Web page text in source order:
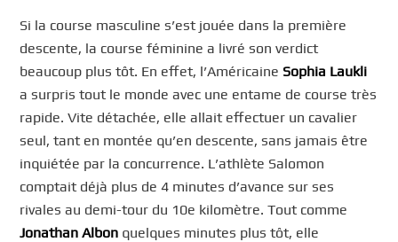
Si la course masculine s’est jouée dans la première
descente, la course féminine a livré son verdict
beaucoup plus tôt. En effet, l’Américaine Sophia Laukli
a surpris tout le monde avec une entame de course très
rapide. Vite détachée, elle allait effectuer un cavalier
seul, tant en montée qu’en descente, sans jamais être
inquiétée par la concurrence. L’athlète Salomon
comptait déjà plus de 4 minutes d’avance sur ses
rivales au demi-tour du 10e kilomètre. Tout comme
Jonathan Albon quelques minutes plus tôt, elle